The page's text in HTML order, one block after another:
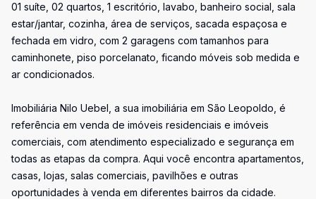
01 suíte, 02 quartos, 1 escritório, lavabo, banheiro social, sala
estar/jantar, cozinha, área de serviços, sacada espaçosa e
fechada em vidro, com 2 garagens com tamanhos para
caminhonete, piso porcelanato, ficando móveis sob medida e
ar condicionados.
Imobiliária Nilo Uebel, a sua imobiliária em São Leopoldo, é
referência em venda de imóveis residenciais e imóveis
comerciais, com atendimento especializado e segurança em
todas as etapas da compra. Aqui você encontra apartamentos,
casas, lojas, salas comerciais, pavilhões e outras
oportunidades à venda em diferentes bairros da cidade.